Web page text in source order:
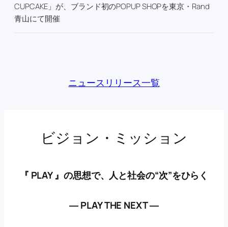
CUPCAKE」が、ブランド初のPOPUP SHOPを東京・Rand
青山にて開催
ニュースリリース一覧
ビジョン・ミッション
『 PLAY 』の思想で、人と社会の“次”をひらく
― PLAY THE NEXT ―